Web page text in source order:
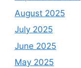
August 2025
July 2025
June 2025
May 2025